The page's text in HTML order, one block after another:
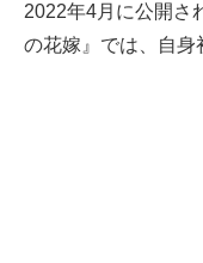
2022年4月に公開さ
の花嫁』では、自身